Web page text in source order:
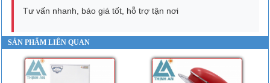
Tư vấn nhanh, báo giá tốt, hỗ trợ tận nơi
SẢN PHẨM LIÊN QUAN